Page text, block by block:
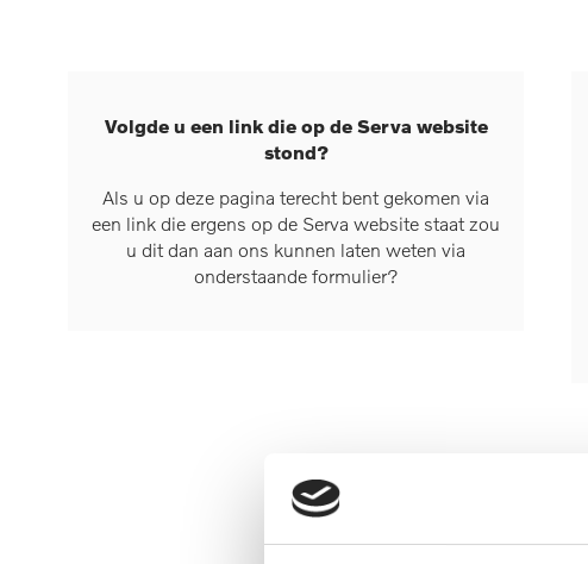
Volgde u een link die op de Serva website
stond?
Als u op deze pagina terecht bent gekomen via
een link die ergens op de Serva website staat zou
u dit dan aan ons kunnen laten weten via
onderstaande formulier?